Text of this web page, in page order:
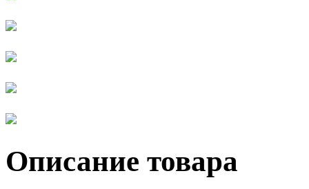
Описание товара